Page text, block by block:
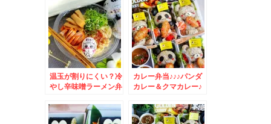
温玉が割りにくい？冷
やし辛味噌ラーメン弁
カレー弁当♪♪♪パンダ
カレー＆クマカレー♪